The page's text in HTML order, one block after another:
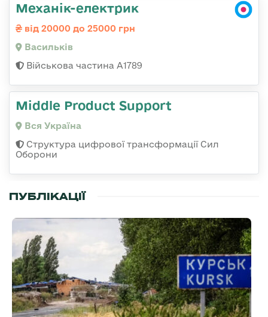
Механік-електрик
від 20000 до 25000 грн
Васильків
Військова частина А1789
Middle Product Support
Вся Україна
Структура цифрової трансформації Сил
Оборони
ПУБЛІКАЦІЇ